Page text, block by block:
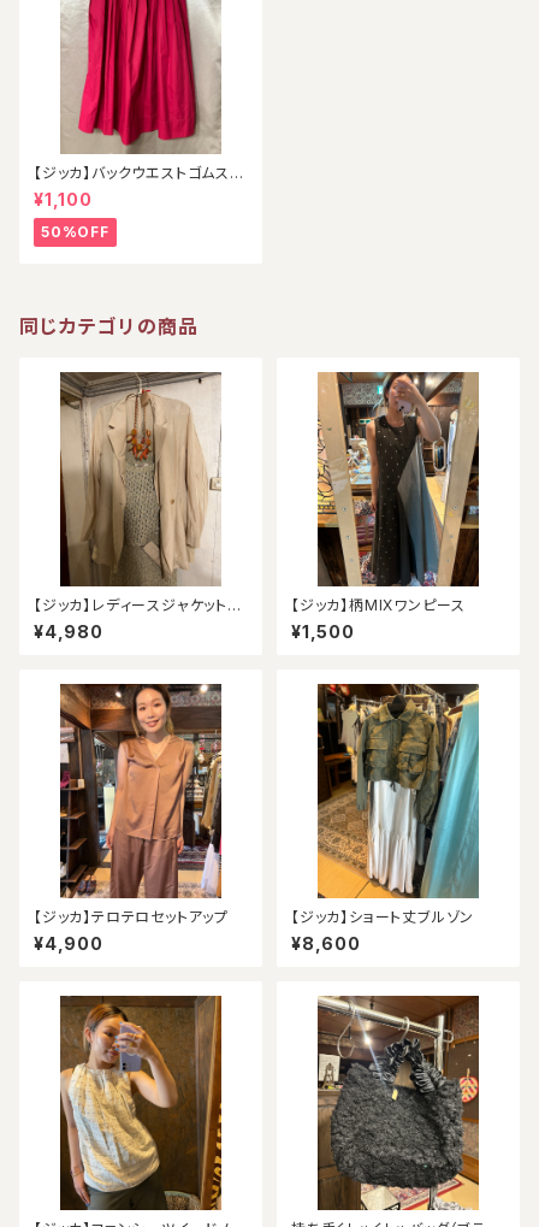
【ジッカ】バックウエストゴムスカ
ート
¥1,100
50%OFF
同じカテゴリの商品
【ジッカ】レディースジャケット
（アウトレット）
¥4,980
【ジッカ】柄MIXワンピース
¥1,500
【ジッカ】テロテロセットアップ
¥4,900
【ジッカ】ショート丈ブルゾン
¥8,600